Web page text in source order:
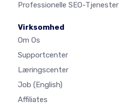
Professionelle SEO-Tjenester
Virksomhed
Om Os
Supportcenter
Læringscenter
Job (English)
Affiliates